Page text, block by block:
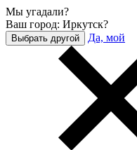
Мы угадали?
Ваш город: Иркутск?
Выбрать другой Да, мой